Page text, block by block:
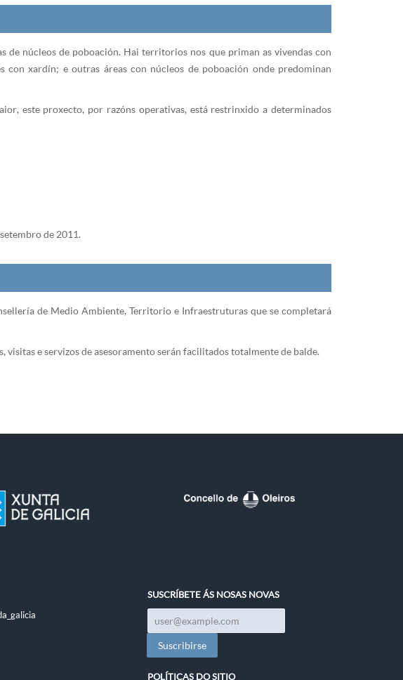
núcleos de poboación. Hai territorios nos que priman as vivendas con
con xardín; e outras áreas con núcleos de poboación onde predominan
este proxecto, por razóns operativas, está restrinxido a determinados
de 2011.
de Medio Ambiente, Territorio e Infraestruturas que se completará
e servizos de asesoramento serán facilitados totalmente de balde.
SUSCRÍBETE ÁS NOSAS NOVAS
POLÍTICAS DO SITIO